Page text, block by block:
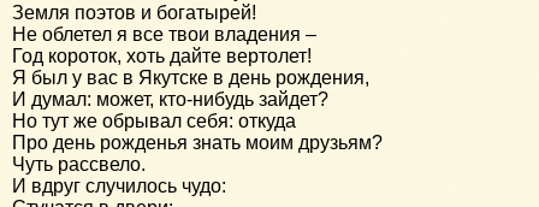
Земля поэтов и богатырей!
Не облетел я все твои владения –
Год короток, хоть дайте вертолет!
Я был у вас в Якутске в день рождения,
И думал: может, кто-нибудь зайдет?
Но тут же обрывал себя: откуда
Про день рожденья знать моим друзьям?
Чуть рассвело.
И вдруг случилось чудо: